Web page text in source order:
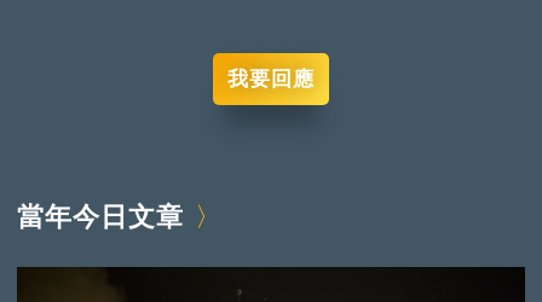
我要回應
當年今日文章